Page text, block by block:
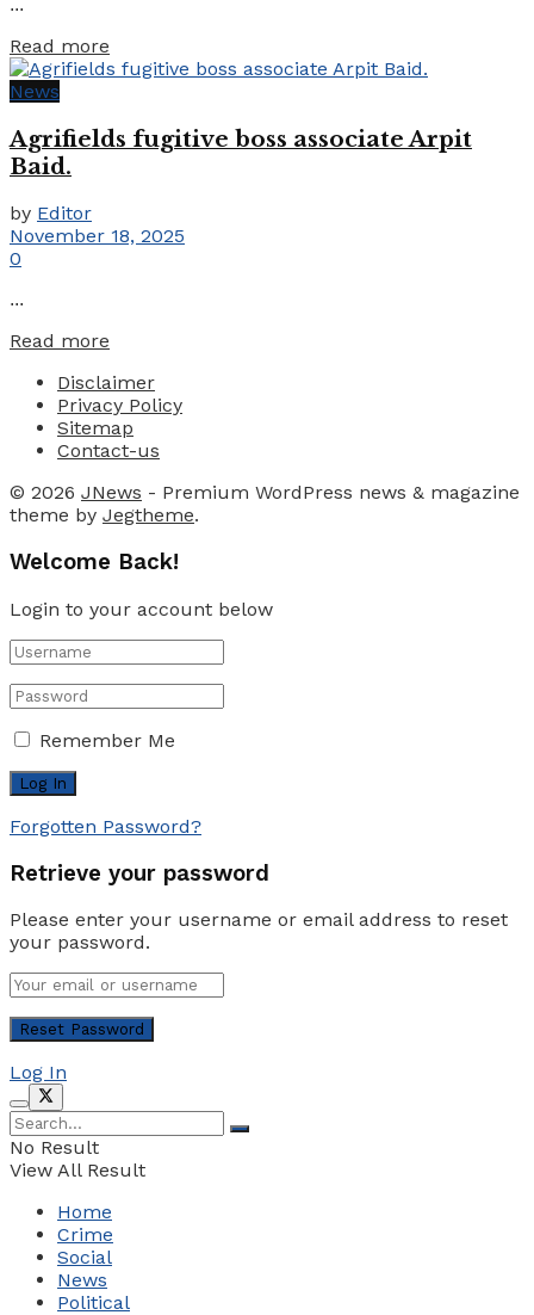
...
Read more
News
Agrifields fugitive boss associate Arpit
Baid.
by Editor
November 18, 2025
0
...
Read more
Disclaimer
Privacy Policy
Sitemap
Contact-us
© 2026 JNews - Premium WordPress news & magazine
theme by Jegtheme.
Welcome Back!
Login to your account below
Remember Me
Forgotten Password?
Retrieve your password
Please enter your username or email address to reset
your password.
Log In
No Result
View All Result
Home
Crime
Social
News
Political